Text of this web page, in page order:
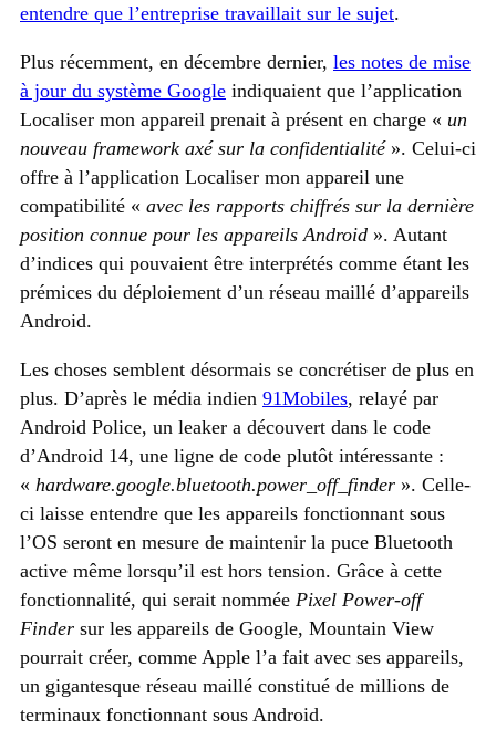
entendre que l’entreprise travaillait sur le sujet.
Plus récemment, en décembre dernier, les notes de mise
à jour du système Google indiquaient que l’application
Localiser mon appareil prenait à présent en charge « un
nouveau framework axé sur la confidentialité ». Celui-ci
offre à l’application Localiser mon appareil une
compatibilité « avec les rapports chiffrés sur la dernière
position connue pour les appareils Android ». Autant
d’indices qui pouvaient être interprétés comme étant les
prémices du déploiement d’un réseau maillé d’appareils
Android.
Les choses semblent désormais se concrétiser de plus en
plus. D’après le média indien 91Mobiles, relayé par
Android Police, un leaker a découvert dans le code
d’Android 14, une ligne de code plutôt intéressante :
« hardware.google.bluetooth.power_off_finder ». Celle-
ci laisse entendre que les appareils fonctionnant sous
l’OS seront en mesure de maintenir la puce Bluetooth
active même lorsqu’il est hors tension. Grâce à cette
fonctionnalité, qui serait nommée Pixel Power-off
Finder sur les appareils de Google, Mountain View
pourrait créer, comme Apple l’a fait avec ses appareils,
un gigantesque réseau maillé constitué de millions de
terminaux fonctionnant sous Android.